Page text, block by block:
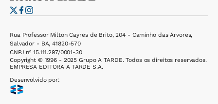
Rua Professor Milton Cayres de Brito, 204 - Caminho das Árvores,
Salvador - BA, 41820-570
CNPJ nº 15.111.297/0001-30
Copyright © 1996 - 2025 Grupo A TARDE. Todos os direitos reservados.
EMPRESA EDITORA A TARDE S.A.
Desenvolvido por: